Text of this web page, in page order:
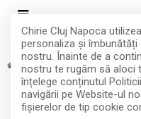
Chirie Cluj Napoca
personaliza și îmbunătăți
nostru. Înainte de a
nostru te rugăm să aloci
înțelege conținutul
navigării pe Website-ul
fişierelor de tip cookie
Inchiriere Apartamente
Acest anunt